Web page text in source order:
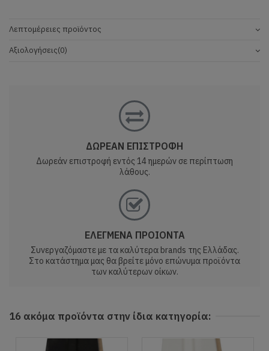
Λεπτομέρειες προϊόντος
Αξιολογήσεις(0)
ΔΩΡΕΑΝ ΕΠΙΣΤΡΟΦΗ
Δωρεάν επιστροφή εντός 14 ημερών σε περίπτωση
λάθους.
ΕΛΕΓΜΕΝΑ ΠΡΟΙΟΝΤΑ
Συνεργαζόμαστε με τα καλύτερα brands της Ελλάδας.
Στο κατάστημα μας θα βρείτε μόνο επώνυμα προϊόντα
των καλύτερων οίκων.
16 ακόμα προϊόντα στην ίδια κατηγορία: